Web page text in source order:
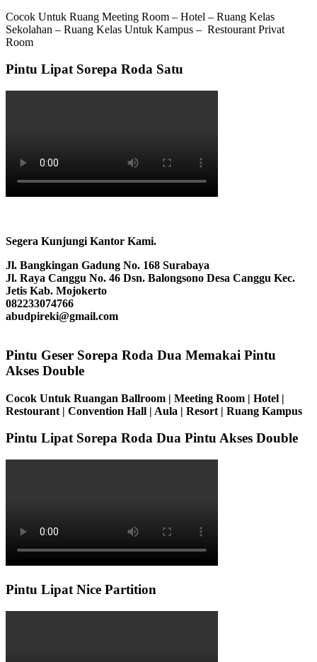
Cocok Untuk Ruang Meeting Room – Hotel – Ruang Kelas
Sekolahan – Ruang Kelas Untuk Kampus – Restourant Privat
Room
Pintu Lipat Sorepa Roda Satu
Segera Kunjungi Kantor Kami.
Jl. Bangkingan Gadung No. 168 Surabaya
Jl. Raya Canggu No. 46 Dsn. Balongsono Desa Canggu Kec.
Jetis Kab. Mojokerto
082233074766
abudpireki@gmail.com
Pintu Geser Sorepa Roda Dua Memakai Pintu
Akses Double
Cocok Untuk Ruangan Ballroom | Meeting Room | Hotel |
Restourant | Convention Hall | Aula | Resort | Ruang Kampus
Pintu Lipat Sorepa Roda Dua Pintu Akses Double
Pintu Lipat Nice Partition